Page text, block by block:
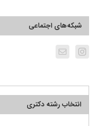
شبکه‌های اجتماعی
انتخاب رشته دکتری